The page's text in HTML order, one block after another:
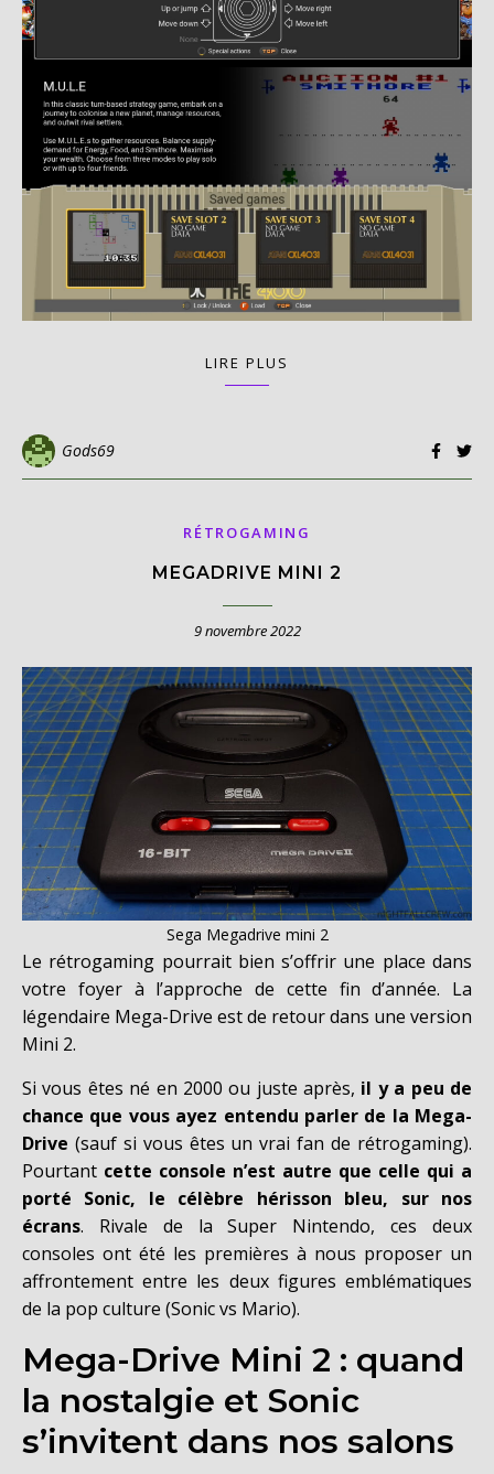
LIRE PLUS
Gods69
RÉTROGAMING
MEGADRIVE MINI 2
9 novembre 2022
Sega Megadrive mini 2
Le rétrogaming pourrait bien s’offrir une place dans
votre foyer à l’approche de cette fin d’année. La
légendaire Mega-Drive est de retour dans une version
Mini 2.
Si vous êtes né en 2000 ou juste après, il y a peu de
chance que vous ayez entendu parler de la Mega-
Drive (sauf si vous êtes un vrai fan de rétrogaming).
Pourtant cette console n’est autre que celle qui a
porté Sonic, le célèbre hérisson bleu, sur nos
écrans. Rivale de la Super Nintendo, ces deux
consoles ont été les premières à nous proposer un
affrontement entre les deux figures emblématiques
de la pop culture (Sonic vs Mario).
Mega-Drive Mini 2 : quand
la nostalgie et Sonic
s’invitent dans nos salons